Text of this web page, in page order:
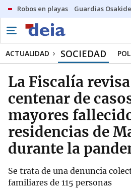
Robos en playas Guardias
ACTUALIDAD SOCIEDAD
La Fiscalía
centenar de
mayores
residencias de
durante la
Se trata de una denuncia
familiares de 115 personas